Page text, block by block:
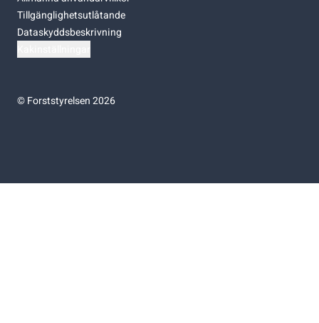
Tillgänglighetsutlåtande
Dataskyddsbeskrivning
©Forststyrelsen 2026